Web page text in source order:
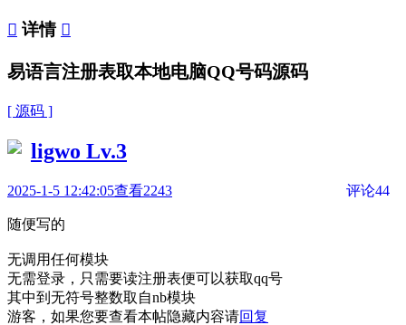
 详情 
易语言注册表取本地电脑QQ号码源码
[ 源码 ]
ligwo Lv.3
2025-1-5 12:42:05查看2243 评论44
随便写的
无调用任何模块
无需登录，只需要读注册表便可以获取qq号
其中到无符号整数取自nb模块
游客，如果您要查看本帖隐藏内容请回复